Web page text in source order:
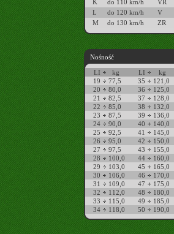
K
do 110 km/h VR
L
do 120 km/h V
M
do 130 km/h ZR
Nośność
LI kg LI kg
19
77,5 35 121,0
20
80,0 36 125,0
21
82,5 37 128,0
22
85,0 38 132,0
23
87,5 39 136,0
24
90,0 40 140,0
25
92,5 41 145,0
26
95,0 42 150,0
27
97,5 43 155,0
28
100,0 44 160,0
29
103,0 45 165,0
30
106,0 46 170,0
31
109,0 47 175,0
32
112,0 48 180,0
33
115,0 49 185,0
34
118,0 50 190,0